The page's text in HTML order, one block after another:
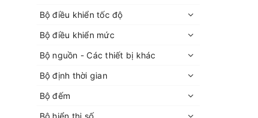
Bộ điều khiển tốc độ
Bộ điều khiển mức
Bộ nguồn - Các thiết bị khác
Bộ định thời gian
Bộ đếm
Bộ hiển thị số